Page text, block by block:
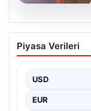
KKTC’de
sanığa
gerçekleşen
Piyasa Verileri
USD
EUR